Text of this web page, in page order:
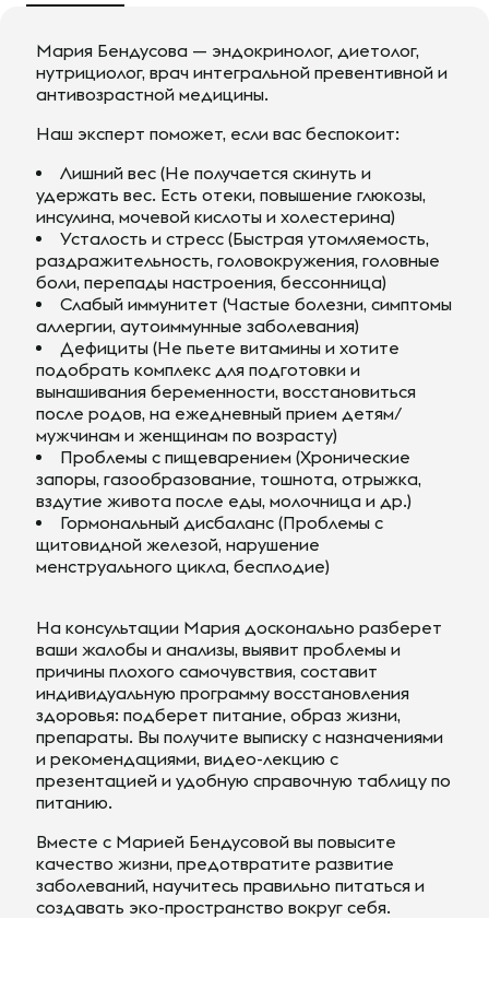
Мария Бендусова — эндокринолог, диетолог,
нутрициолог, врач интегральной превентивной и
антивозрастной медицины.
Наш эксперт поможет, если вас беспокоит:
Лишний вес (Не получается скинуть и
удержать вес. Есть отеки, повышение глюкозы,
инсулина, мочевой кислоты и холестерина)
Усталость и cтресс (Быстрая утомляемость,
раздражительность, головокружения, головные
боли, перепады настроения, бессонница)
Слабый иммунитет (Частые болезни, симптомы
аллергии, аутоиммунные заболевания)
Дефициты (Не пьете витамины и хотите
подобрать комплекс для подготовки и
вынашивания беременности, восстановиться
после родов, на ежедневный прием детям/
мужчинам и женщинам по возрасту)
Проблемы с пищеварением (Хронические
запоры, газообразование, тошнота, отрыжка,
вздутие живота после еды, молочница и др.)
Гормональный дисбаланс (Проблемы с
щитовидной железой, нарушение
менструального цикла, бесплодие)
На консультации Мария досконально разберет
ваши жалобы и анализы, выявит проблемы и
причины плохого самочувствия, составит
индивидуальную программу восстановления
здоровья: подберет питание, образ жизни,
препараты. Вы получите выписку с назначениями
и рекомендациями, видео-лекцию с
презентацией и удобную справочную таблицу по
питанию.
Вместе с Марией Бендусовой вы повысите
качество жизни, предотвратите развитие
заболеваний, научитесь правильно питаться и
создавать эко-пространство вокруг себя.